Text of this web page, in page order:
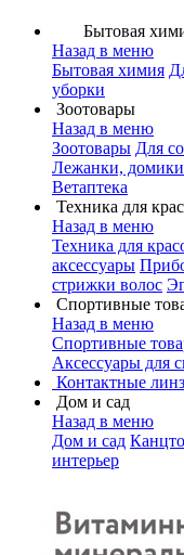
Бытовая
Назад в меню
Бытовая химия
уборки
Зоотовары
Назад в меню
Зоотовары Для
Лежанки, домики
Ветаптека
Техника для
Назад в меню
Техника для
аксессуары
стрижки волос
Спортивные
Назад в меню
Спортивные
Аксессуары для
Контактные
Дом и сад
Назад в меню
Дом и сад
интерьер